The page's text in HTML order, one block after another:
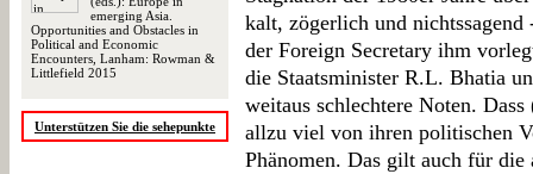
emerging Asia.
Opportunities and Obstacles in
Political and Economic
Encounters, Lanham: Rowman &
Littlefield 2015
Unterstützen Sie die sehepunkte
kalt, zögerlich und
der Foreign Secretary ihm
die Staatsminister R.L. Bhatia
weitaus schlechtere Noten.
allzu viel von ihren politischen
Phänomen. Das gilt auch für die